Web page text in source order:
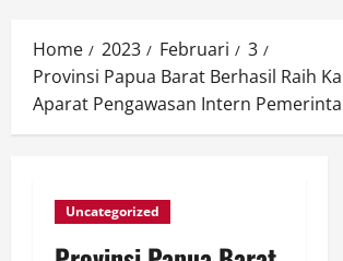
Home 2023 Februari
3
Provinsi Papua Barat Berhasil Raih
Aparat Pengawasan Intern
Uncategorized